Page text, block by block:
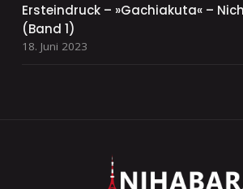
Ersteindruck – »Gachiakuta« –
(Band 1)
18. Juni 2023